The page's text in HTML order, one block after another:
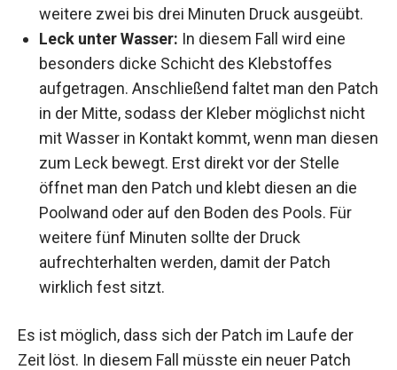
weitere zwei bis drei Minuten Druck ausgeübt.
Leck unter Wasser: In diesem Fall wird eine
besonders dicke Schicht des Klebstoffes
aufgetragen. Anschließend faltet man den Patch
in der Mitte, sodass der Kleber möglichst nicht
mit Wasser in Kontakt kommt, wenn man diesen
zum Leck bewegt. Erst direkt vor der Stelle
öffnet man den Patch und klebt diesen an die
Poolwand oder auf den Boden des Pools. Für
weitere fünf Minuten sollte der Druck
aufrechterhalten werden, damit der Patch
wirklich fest sitzt.
Es ist möglich, dass sich der Patch im Laufe der
Zeit löst. In diesem Fall müsste ein neuer Patch